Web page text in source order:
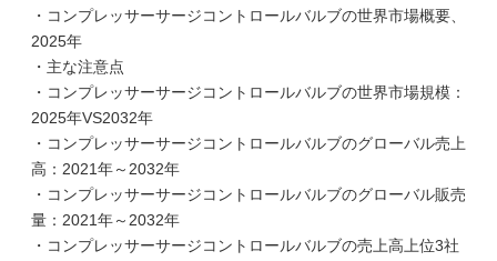
・コンプレッサーサージコントロールバルブの世界市場概要、
2025年
・主な注意点
・コンプレッサーサージコントロールバルブの世界市場規模：
2025年VS2032年
・コンプレッサーサージコントロールバルブのグローバル売上
高：2021年～2032年
・コンプレッサーサージコントロールバルブのグローバル販売
量：2021年～2032年
・コンプレッサーサージコントロールバルブの売上高上位3社